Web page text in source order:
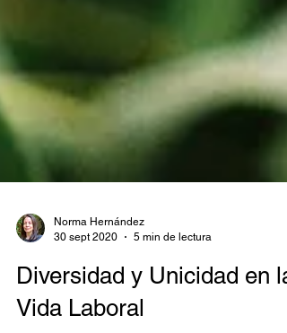
30 sept 2020
5 min de lectura
Diversidad y Unicidad en la